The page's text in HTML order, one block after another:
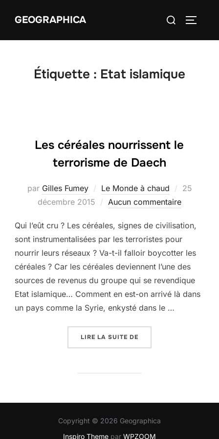
GEOGRAPHICA Rechercher :
Étiquette : Etat islamique
Les céréales nourrissent le
terrorisme de Daech
par Gilles Fumey Le Monde à chaud
Publié
25
décembre 2015
Aucun commentaire
Qui l’eût cru ? Les céréales, signes de civilisation,
sont instrumentalisées par les terroristes pour
nourrir leurs réseaux ? Va-t-il falloir boycotter les
céréales ? Car les céréales deviennent l’une des
sources de revenus du groupe qui se revendique
Etat islamique… Comment en est-on arrivé là dans
un pays comme la Syrie, enkysté dans le …
LIRE LA SUITE DE
Copyright © 2026 Geographica
Inspiro Theme par WPZOOM